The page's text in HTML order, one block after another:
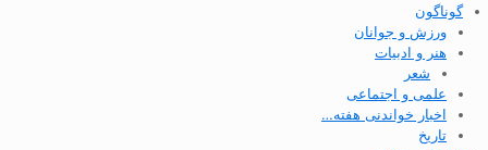
گوناگون
ورزش و جوانان
هنر و ادبیات
شعر
علمی و اجتماعی
اخبار خواندنی هفته…
تاریخ